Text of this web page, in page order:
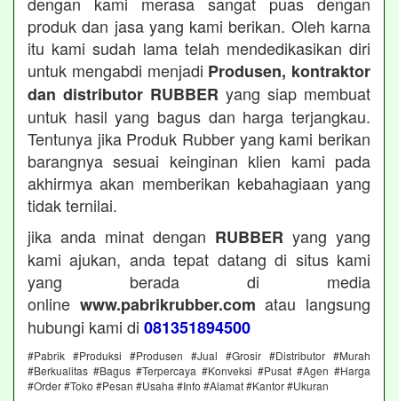
produk dan jasa yang kami berikan. Oleh karna
itu kami sudah lama telah mendedikasikan diri
untuk mengabdi menjadi Produsen, kontraktor
dan distributor RUBBER yang siap membuat
untuk hasil yang bagus dan harga terjangkau.
Tentunya jika Produk Rubber yang kami berikan
barangnya sesuai keinginan klien kami pada
akhirmya akan memberikan kebahagiaan yang
tidak ternilai.
jika anda minat dengan RUBBER yang yang
kami ajukan, anda tepat datang di situs kami
yang berada di media
online www.pabrikrubber.com atau langsung
hubungi kami di 081351894500
#Pabrik #Produksi #Produsen #Jual #Grosir #Distributor #Murah
#Berkualitas #Bagus #Terpercaya #Konveksi #Pusat #Agen #Harga
#Order #Toko #Pesan #Usaha #Info #Alamat #Kantor #Ukuran